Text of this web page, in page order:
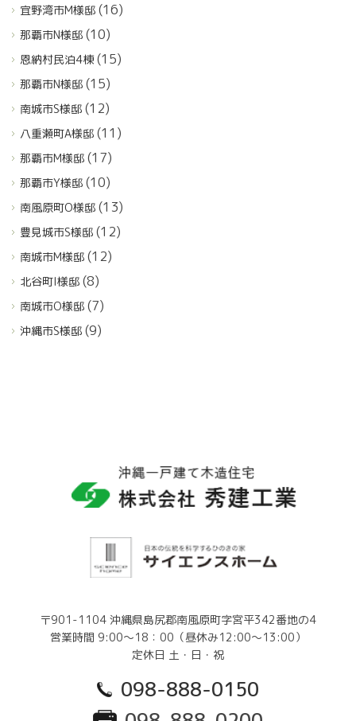
宜野湾市M様邸 (16)
那覇市N様邸 (10)
恩納村民泊4棟(15)
那覇市N様邸 (15)
南城市S様邸 (12)
八重瀬町A様邸 (11)
那覇市M様邸 (17)
那覇市Y様邸 (10)
南風原町O様邸 (13)
豊見城市S様邸 (12)
南城市M様邸 (12)
北谷町I様邸 (8)
南城市O様邸 (7)
沖縄市S様邸 (9)
〒901-1104 沖縄県島尻郡南風原町字宮平342番地の4
営業時間 9:00～18：00（昼休み12:00～13:00）
定休日 土・日・祝
098-888-0150